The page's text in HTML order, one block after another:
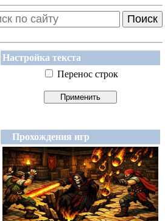
Поиск
Настройка текста
Перенос строк
Прохождения игр